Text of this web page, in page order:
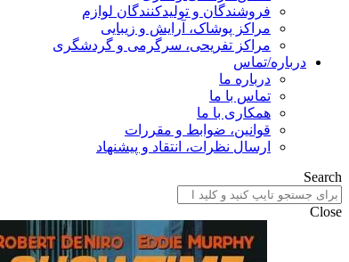
فروشندگان و تولیدکنندگان لوازم
مراکز پوشاک، آرایش و زیبایی
مراکز تفریحی، سرگرمی و گردشگری
درباره/تماس
درباره ما
تماس با ما
همکاری با ما
قوانین، ضوابط و مقررات
ارسال نظرات، انتقاد و پیشنهاد
Search
Close